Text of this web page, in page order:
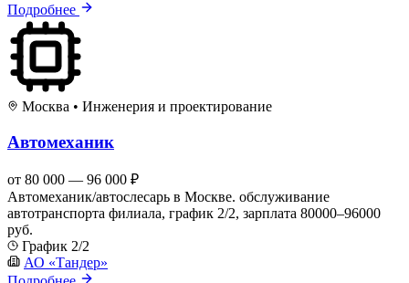
Подробнее
Москва • Инженерия и проектирование
Автомеханик
от 80 000 — 96 000 ₽
Автомеханик/автослесарь в Москве. обслуживание
автотранспорта филиала, график 2/2, зарплата 80000–96000
руб.
График 2/2
АО «Тандер»